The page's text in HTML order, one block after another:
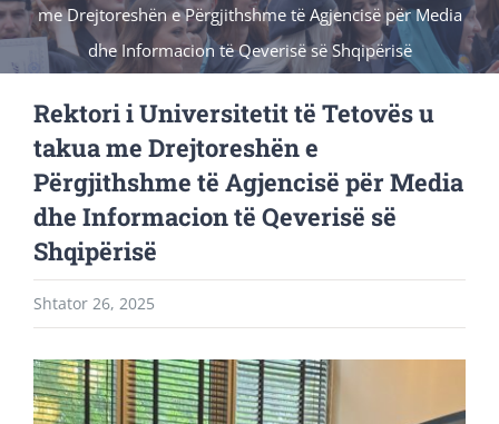
me Drejtoreshën e Përgjithshme të Agjencisë për Media
dhe Informacion të Qeverisë së Shqipërisë
Rektori i Universitetit të Tetovës u
takua me Drejtoreshën e
Përgjithshme të Agjencisë për Media
dhe Informacion të Qeverisë së
Shqipërisë
Shtator 26, 2025
View
Larger